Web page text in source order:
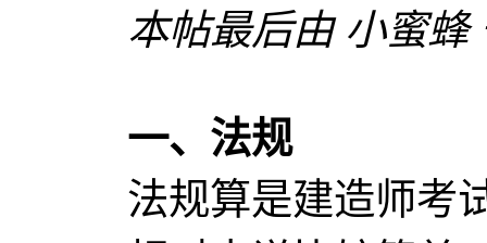
本帖最后由 小蜜蜂
一、法规
法规算是建造师考